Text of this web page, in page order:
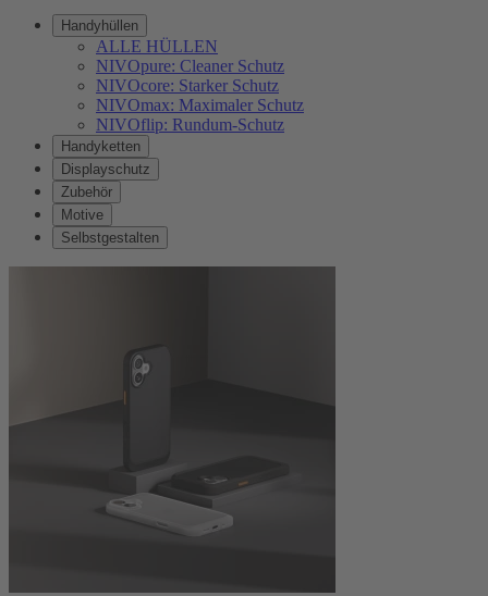
Handyhüllen
ALLE HÜLLEN
NIVOpure: Cleaner Schutz
NIVOcore: Starker Schutz
NIVOmax: Maximaler Schutz
NIVOflip: Rundum-Schutz
Handyketten
Displayschutz
Zubehör
Motive
Selbstgestalten